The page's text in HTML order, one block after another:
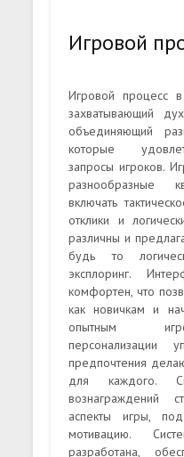
Игровой
Игровой процесс
захватывающий
объединяющий
которые
запросы игроков.
разнообразные
включать
отклики и
различны и
будь то
эксплоринг.
комфортен, что
как новичкам и
опытным
персонализации
предпочтения
для каждого.
вознаграждений
аспекты игры,
мотивацию.
разработана,